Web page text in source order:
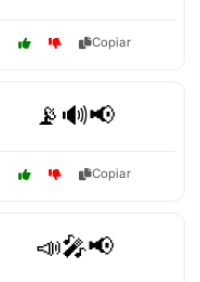
Copiar
📡🔊📢
Copiar
📣🎤📢